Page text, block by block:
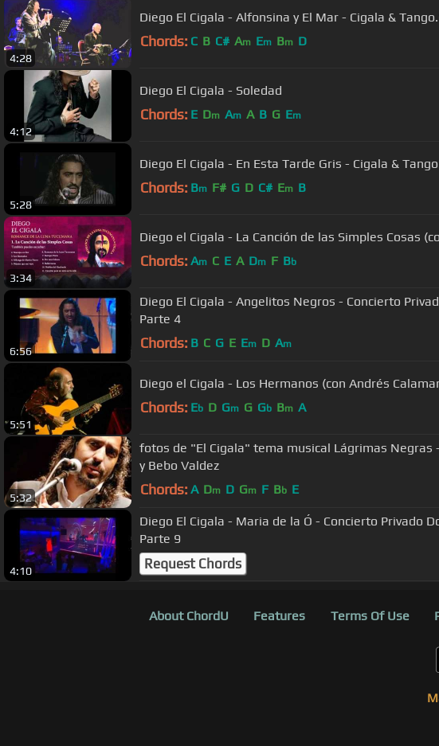
4:28
Diego El Cigala - Alfonsina y El Mar - Cigala &
Chords: C B C# Am Em Bm D
4:12
Diego El Cigala - Soledad
Chords: E Dm Am A B G Em
5:28
Diego El Cigala - En Esta Tarde Gris - Cigala &
Chords: Bm F# G D C# Em B
3:34
Diego el
Chords: Am C E A Dm F Bb
6:56
Diego El Cigala - Angelitos Negros - Concierto
Parte 4
Chords: B C G E Em D Am
5:51
Diego el Cigala - Los Hermanos (con Andrés
Chords: Eb D Gm G Gb Bm A
5:32
fotos de "El Cigala" tema musical Lágrimas Negras
y Bebo Valdez
Chords: A Dm D Gm F Bb E
4:10
Diego El Cigala - Maria de la Ó - Concierto Privado
Parte 9
Request Chords
About ChordU Features Terms Of Use